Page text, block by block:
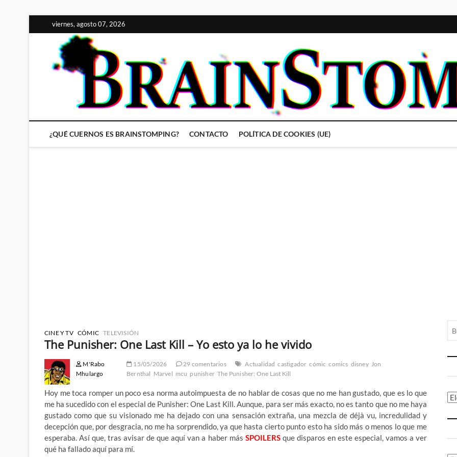
al
contenido
viernes, agosto 07, 2026
¿QUÉ CUERNOS ES BRAINSTOMPING? CONTACTO POLÍTICA DE COOKIES (UE)
CINE Y TV CÓMIC TELEVISIÓN
The Punisher: One Last Kill – Yo esto ya lo he vivido
M'Rabo
Mhulargo
15/05/2026 29 comentarios Actualidad castigador cómic comics disney Jon
Bernthal Marvel mcu punisher The Punisher: One Last Kill
Hoy me toca romper un poco esa norma autoimpuesta de no hablar de cosas que no me han gustado, que es lo que
me ha sucedido con el especial de Punisher: One Last Kill. Aunque, para ser más exacto, no es tanto que no me haya
gustado como que su visionado me ha dejado con una sensación extraña, una mezcla de déjà vu, incredulidad y
decepción que, por desgracia, no me ha sorprendido, ya que hasta cierto punto esto ha sido más o menos lo que me
esperaba. Así que, tras avisar de que aquí van a haber más SPOILERSque disparos en este especial, vamos a ver
qué ha fallado aquí para mí.